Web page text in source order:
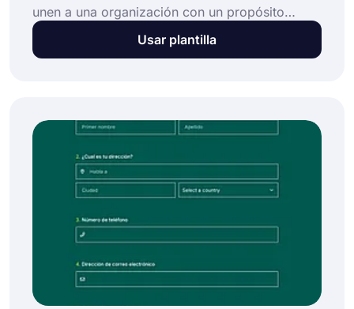
unen a una organización con un propósito
común. Un formulario de membresía sin fines
de lucro ayuda a las personas a inscribirse en
línea, puede crear su propio formulario y
permitir que las personas se unan a su
organización en línea.
Usar plantilla